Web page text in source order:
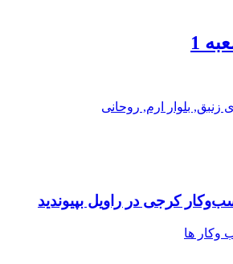
1
بلوار ارم, روحانی
وکار ها